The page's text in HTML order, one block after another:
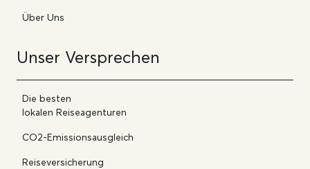
Über Uns
Unser Versprechen
Die besten
lokalen Reiseagenturen
CO2-Emissionsausgleich
Reiseversicherung